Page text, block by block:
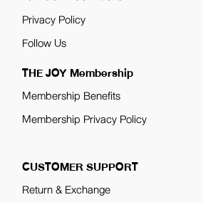
Privacy Policy
Follow Us
THE JOY Membership
Membership Benefits
Membership Privacy Policy
CUSTOMER SUPPORT
Return & Exchange